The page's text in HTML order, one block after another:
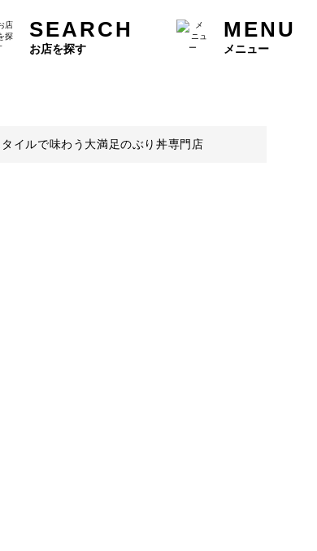
SEARCH
お店を探す
MENU
メニュー
イルで味わう大満足のぶり丼専門店